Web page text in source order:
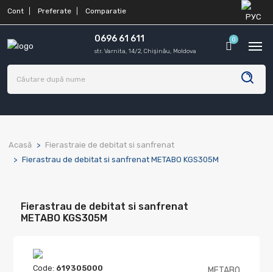
Cont Preferate Comparatie
0696 61 611
str. Varnita, 14/2, Chișinău, Moldova
0
Acasă
Fierastraie de debitat si sanfrenat
Fierastrau de debitat si sanfrenat METABO KGS305M
Fierastrau de debitat si sanfrenat
METABO KGS305M
Code: 619305000